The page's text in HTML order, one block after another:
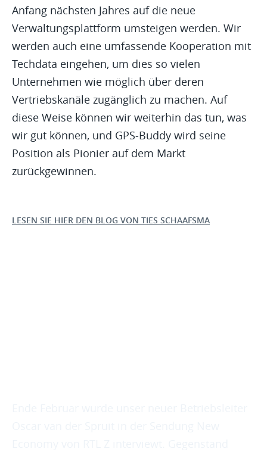
Anfang nächsten Jahres auf die neue
Verwaltungsplattform umsteigen werden. Wir
werden auch eine umfassende Kooperation mit
Techdata eingehen, um dies so vielen
Unternehmen wie möglich über deren
Vertriebskanäle zugänglich zu machen. Auf
diese Weise können wir weiterhin das tun, was
wir gut können, und GPS-Buddy wird seine
Position als Pionier auf dem Markt
zurückgewinnen.
LESEN SIE HIER DEN BLOG VON TIES SCHAAFSMA